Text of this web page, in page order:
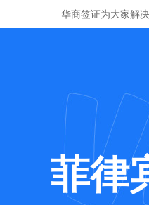
华商签证为大家解
菲律